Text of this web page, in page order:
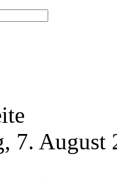
7. August